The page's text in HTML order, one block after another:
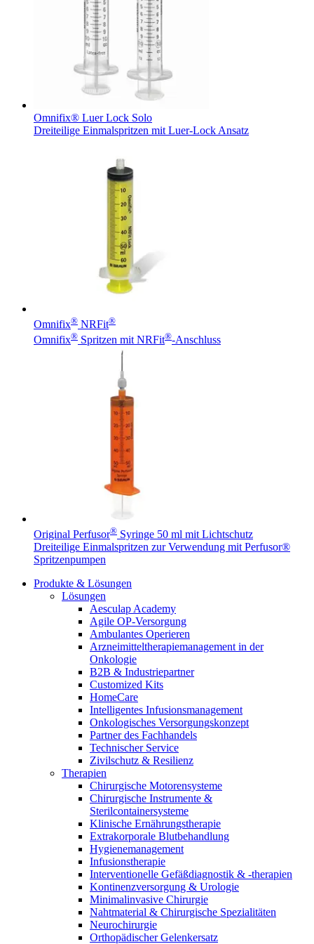
Omnifix® Luer Lock Solo
Dreiteilige Einmalspritzen mit Luer-Lock Ansatz
Omnifix® NRFit®
Omnifix® Spritzen mit NRFit®-Anschluss
Original Perfusor® Syringe 50 ml mit Lichtschutz
Dreiteilige Einmalspritzen zur Verwendung mit Perfusor®
Spritzenpumpen
Produkte & Lösungen
Lösungen
Aesculap Academy
Agile OP-Versorgung
Ambulantes Operieren
Arzneimitteltherapiemanagement in der
Onkologie​
B2B & Industriepartner
Customized Kits
HomeCare
Intelligentes Infusionsmanagement
Onkologisches Versorgungskonzept
Partner des Fachhandels
Technischer Service
Zivilschutz & Resilienz
Therapien
Chirurgische Motorensysteme
Chirurgische Instrumente &
Sterilcontainersysteme
Klinische Ernährungstherapie
Extrakorporale Blutbehandlung
Hygienemanagement
Infusionstherapie
Interventionelle Gefäßdiagnostik & -therapien
Kontinenzversorgung & Urologie
Minimalinvasive Chirurgie
Nahtmaterial & Chirurgische Spezialitäten
Neurochirurgie
Orthopädischer Gelenkersatz